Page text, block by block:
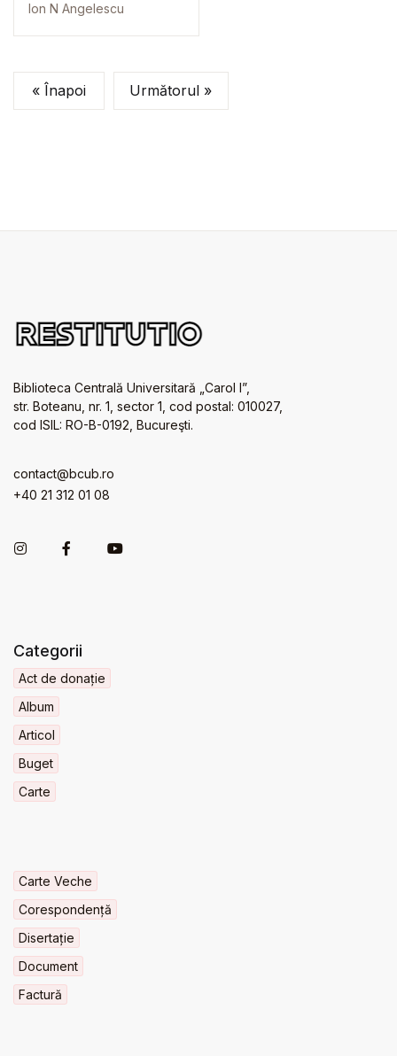
Ion N Angelescu
« Înapoi Următorul »
Biblioteca Centrală Universitară „Carol I”,
str. Boteanu, nr. 1, sector 1, cod postal: 010027,
cod ISIL: RO-B-0192, Bucureşti.
contact@bcub.ro
+40 21 312 01 08
Categorii
Act de donație
Album
Articol
Buget
Carte
Carte Veche
Corespondență
Disertație
Document
Factură